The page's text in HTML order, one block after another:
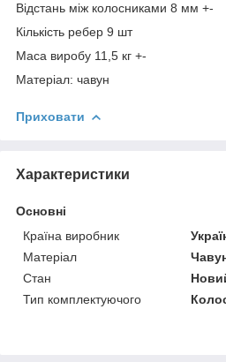
Відстань між колосниками 8 мм +-
Кількість ребер 9 шт
Маса виробу 11,5 кг +-
Матеріал: чавун
Приховати
Характеристики
Основні
Країна виробник
Матеріал
Стан
Тип комплектуючого